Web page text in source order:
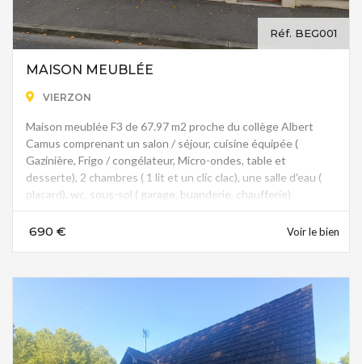
Réf. BEG001
MAISON MEUBLÉE
VIERZON
Maison meublée F3 de 67.97 m2 proche du collège Albert
Camus comprenant un salon / séjour, cuisine équipée (
Gazinière, Frigo / congélateur, Micro-ondes, table et
desserte), 2 chambres ( 1 lit et un clic clac), une salle d'eau (
placard), wc, sous-sol ( garage, buanderie, chaufferie)
Fenêtres double vitrage.
Garage - Chauffage au gaz
690 € Voir le bien